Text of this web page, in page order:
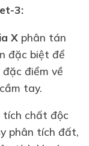
3:
X phân tán
đặc biệt để
điểm về
tay.
tích chất độc
phân tích đất,